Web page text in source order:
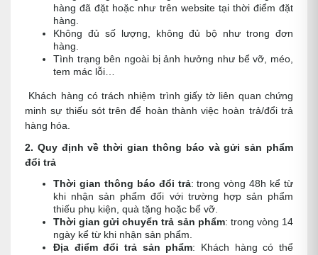
hàng đã đặt hoặc như trên website tại thời điểm đặt
hàng.
Không đủ số lượng, không đủ bộ như trong đơn
hàng.
Tình trạng bên ngoài bị ảnh hưởng như bể vỡ, méo,
tem mác lỗi…
Khách hàng có trách nhiệm trình giấy tờ liên quan chứng
minh sự thiếu sót trên để hoàn thành việc hoàn trả/đổi trả
hàng hóa.
2. Quy định về thời gian thông báo và gửi sản phẩm
đổi trả
Thời gian thông báo đổi trả: trong vòng 48h kể từ
khi nhận sản phẩm đối với trường hợp sản phẩm
thiếu phụ kiện, quà tặng hoặc bể vỡ.
Thời gian gửi chuyển trả sản phẩm: trong vòng 14
ngày kể từ khi nhận sản phẩm.
Địa điểm đổi trả sản phẩm: Khách hàng có thể